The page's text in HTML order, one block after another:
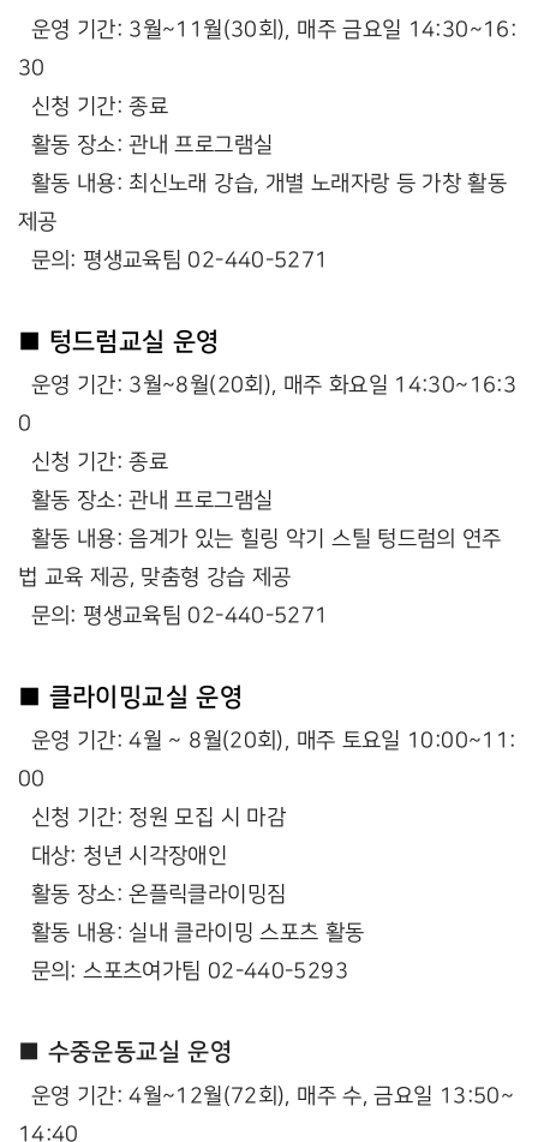
운영 기간: 3월~11월(30회), 매주 금요일 14:30~16:
30
신청 기간: 종료
활동 장소: 관내 프로그램실
활동 내용: 최신노래 강습, 개별 노래자랑 등 가창 활동
제공
문의: 평생교육팀 02-440-5271
■ 텅드럼교실 운영
운영 기간: 3월~8월(20회), 매주 화요일 14:30~16:3
0
신청 기간: 종료
활동 장소: 관내 프로그램실
활동 내용: 음계가 있는 힐링 악기 스틸 텅드럼의 연주
법 교육 제공, 맞춤형 강습 제공
문의: 평생교육팀 02-440-5271
■ 클라이밍교실 운영
운영 기간: 4월 ~ 8월(20회), 매주 토요일 10:00~11:
00
신청 기간: 정원 모집 시 마감
대상: 청년 시각장애인
활동 장소: 온플릭클라이밍짐
활동 내용: 실내 클라이밍 스포츠 활동
문의: 스포츠여가팀 02-440-5293
■ 수중운동교실 운영
운영 기간: 4월~12월(72회), 매주 수, 금요일 13:50~
14:40